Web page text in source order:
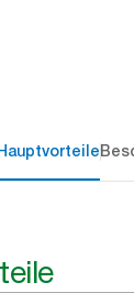
Hauptvorteile